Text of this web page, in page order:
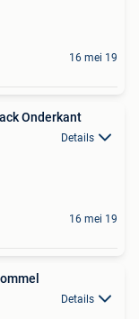
16 mei 19
Onderkant
Details
16 mei 19
Details